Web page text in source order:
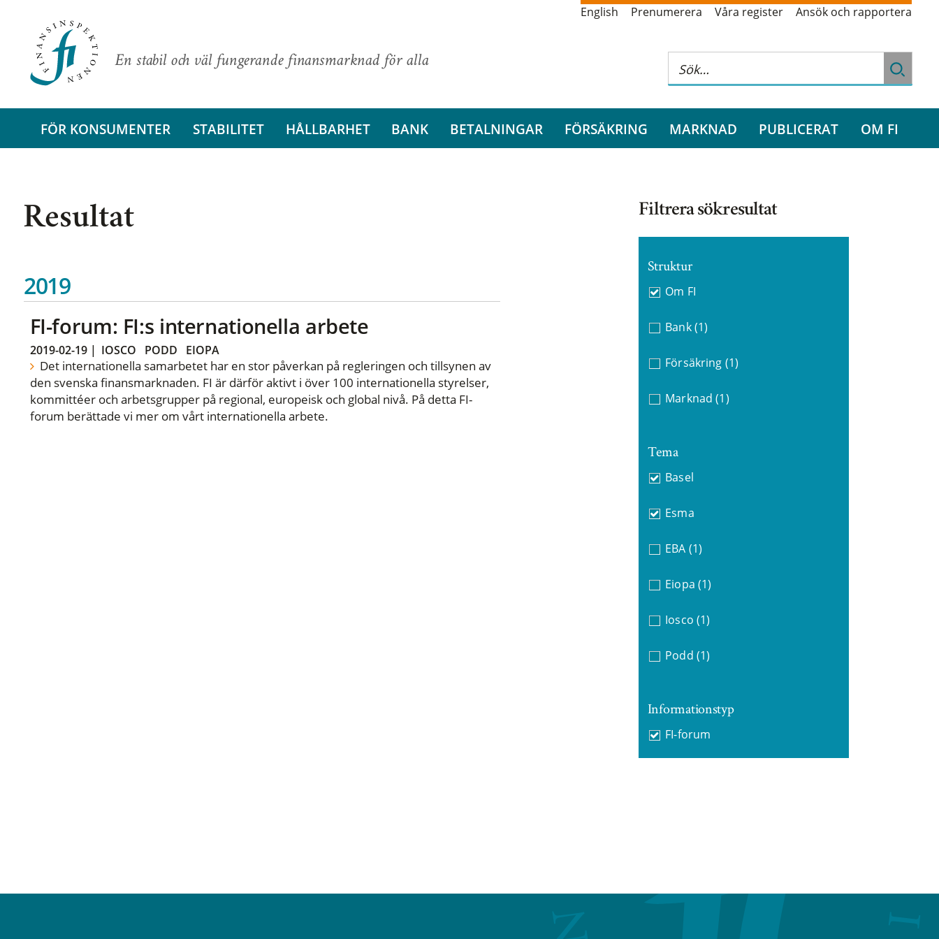
En stabil och väl fungerande finansmarknad för alla
English Prenumerera Våra register Ansök och rapportera
FÖR KONSUMENTER STABILITET HÅLLBARHET BANK BETALNINGAR FÖRSÄKRING MARKNAD PUBLICERAT OM FI
Resultat
2019
FI-forum: FI:s internationella arbete
2019-02-19| IOSCO PODD EIOPA
Det internationella samarbetet har en stor påverkan på regleringen och tillsynen av
den svenska finansmarknaden. FI är därför aktivt i över 100 internationella styrelser,
kommittéer och arbetsgrupper på regional, europeisk och global nivå. På detta FI-
forum berättade vi mer om vårt internationella arbete.
Filtrera sökresultat
Struktur
Om FI
Bank (1)
Försäkring (1)
Marknad (1)
Tema
Basel
Esma
EBA (1)
Eiopa (1)
Iosco (1)
Podd (1)
Informationstyp
FI-forum